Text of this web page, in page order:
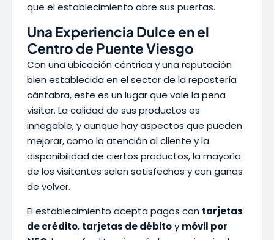
que el establecimiento abre sus puertas.
Una Experiencia Dulce en el
Centro de Puente Viesgo
Con una ubicación céntrica y una reputación
bien establecida en el sector de la repostería
cántabra, este es un lugar que vale la pena
visitar. La calidad de sus productos es
innegable, y aunque hay aspectos que pueden
mejorar, como la atención al cliente y la
disponibilidad de ciertos productos, la mayoría
de los visitantes salen satisfechos y con ganas
de volver.
El establecimiento acepta pagos con tarjetas
de crédito, tarjetas de débitoy móvil por